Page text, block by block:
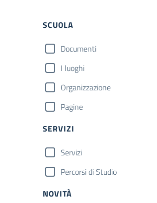
Filtri
SCUOLA
Documenti
I luoghi
Organizzazione
Pagine
SERVIZI
Servizi
Percorsi di Studio
NOVITÀ